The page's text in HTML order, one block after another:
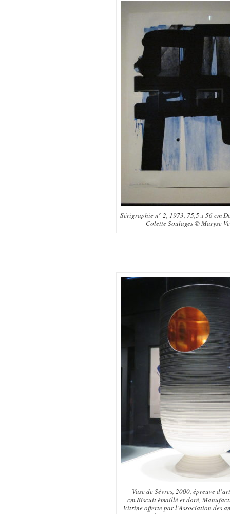
Sérigraphie n° 2, 1973, 75,5 x 56 cm
Colette Soulages © Maryse
Vase de Sèvres, 2000, épreuve
cm.Biscuit émaillé et doré,
Vitrine offerte par l’Association des